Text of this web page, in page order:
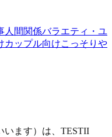
人間関係バラエティ・ユ
カップル向けこっそりや
います）は、TESTII